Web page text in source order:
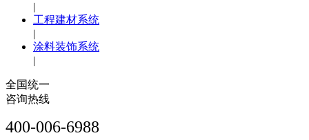
|
工程建材系统
|
涂料装饰系统
|
全国统一
咨询热线
400-006-6988